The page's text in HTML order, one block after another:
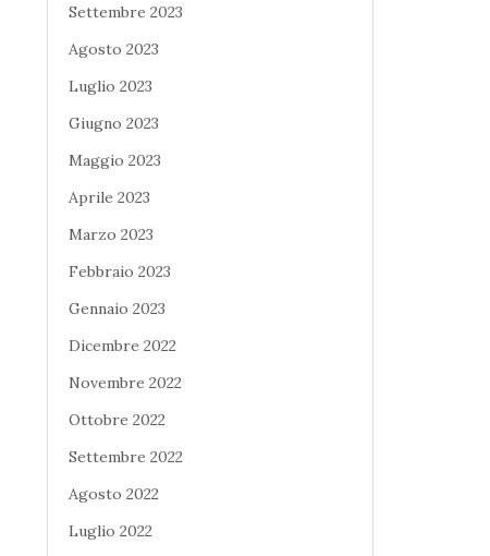
Settembre 2023
Agosto 2023
Luglio 2023
Giugno 2023
Maggio 2023
Aprile 2023
Marzo 2023
Febbraio 2023
Gennaio 2023
Dicembre 2022
Novembre 2022
Ottobre 2022
Settembre 2022
Agosto 2022
Luglio 2022